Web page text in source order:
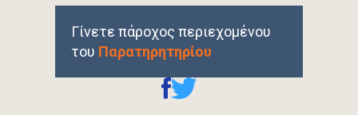
Γίνετε πάροχος περιεχομένου
του Παρατηρητηρίου